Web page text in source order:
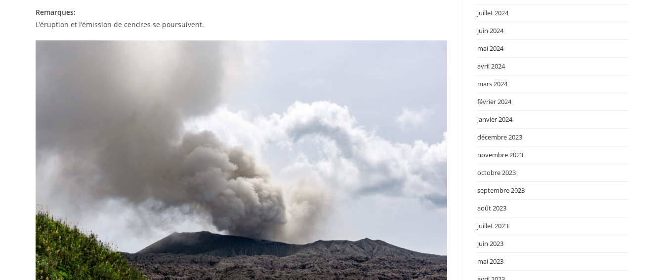
Remarques:
L’éruption et l’émission de cendres se poursuivent.
juillet 2024
juin 2024
mai 2024
avril 2024
mars 2024
février 2024
janvier 2024
décembre 2023
novembre 2023
octobre 2023
septembre 2023
août 2023
juillet 2023
juin 2023
mai 2023